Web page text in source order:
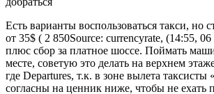
Есть варианты воспользоваться такси, но
от 35$ ( 2 850Source: currencyrate, (14:55,
плюс сбор за платное шоссе. Поймать
месте, советую это делать на верхнем
где Departures, т.к. в зоне вылета таксисты
согласны на ценник ниже, чтобы не ехать